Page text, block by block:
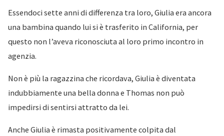
Essendoci sette anni di differenza tra loro, Giulia era ancora
una bambina quando lui si è trasferito in California, per
questo non l’aveva riconosciuta al loro primo incontro in
agenzia.
Non è più la ragazzina che ricordava, Giulia è diventata
indubbiamente una bella donna e Thomas non può
impedirsi di sentirsi attratto da lei.
Anche Giulia è rimasta positivamente colpita dal